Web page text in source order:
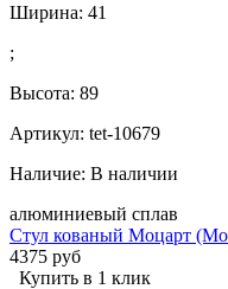
Ширина: 41
;
Высота: 89
Артикул: tet-10679
Наличие: В наличии
алюминиевый сплав
Стул кованый Моцарт
4375 руб
Купить в 1 клик